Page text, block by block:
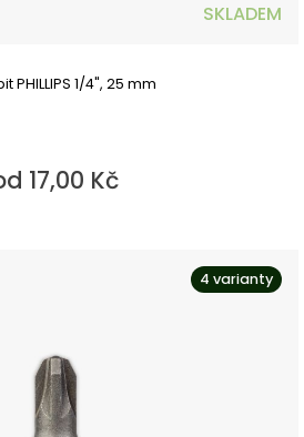
SKLADEM
PHILLIPS 1/4", 25 mm
17,00 Kč
4 varianty